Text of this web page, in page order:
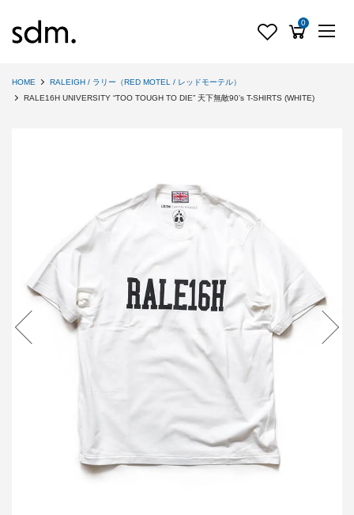
0
HOME
RALEIGH / ラリー（RED MOTEL / レッドモーテル）
RALE16H UNIVERSITY “TOO TOUGH TO DIE” 天下無敵90’s T-SHIRTS (WHITE)